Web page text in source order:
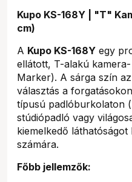
Kupo KS-168Y | "T"
cm)
A Kupo KS-168Y egy
ellátott, T-alakú
Marker). A sárga szín
választás a
típusú padlóburkolaton
stúdiópadló vagy
kiemelkedő
számára.
Főbb jellemzők: